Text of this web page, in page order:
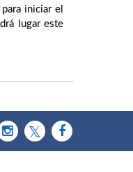
iniciar el
lugar este